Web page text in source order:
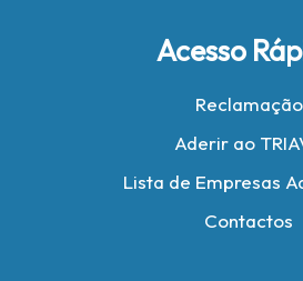
Acesso
Reclamação
Aderir ao
Lista de Empresas
Contactos